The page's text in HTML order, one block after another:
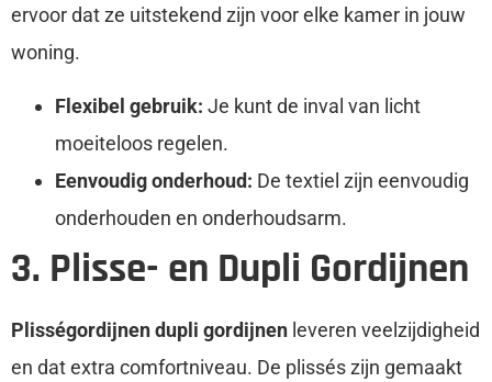
ervoor dat ze uitstekend zijn voor elke kamer in jouw
woning.
Flexibel gebruik: Je kunt de inval van licht
moeiteloos regelen.
Eenvoudig onderhoud: De textiel zijn eenvoudig
onderhouden en onderhoudsarm.
3. Plisse- en Dupli Gordijnen
Plisségordijnen dupli gordijnen leveren veelzijdigheid
en dat extra comfortniveau. De plissés zijn gemaakt